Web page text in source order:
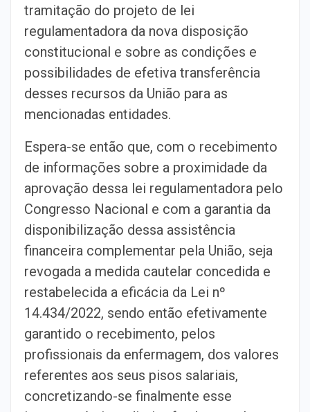
tramitação do projeto de lei
regulamentadora da nova disposição
constitucional e sobre as condições e
possibilidades de efetiva transferência
desses recursos da União para as
mencionadas entidades.
Espera-se então que, com o recebimento
de informações sobre a proximidade da
aprovação dessa lei regulamentadora pelo
Congresso Nacional e com a garantia da
disponibilização dessa assistência
financeira complementar pela União, seja
revogada a medida cautelar concedida e
restabelecida a eficácia da Lei nº
14.434/2022, sendo então efetivamente
garantido o recebimento, pelos
profissionais da enfermagem, dos valores
referentes aos seus pisos salariais,
concretizando-se finalmente esse